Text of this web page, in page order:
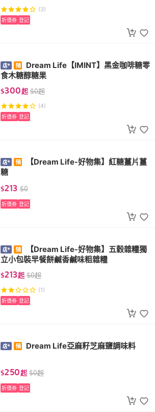
(3)
折價券 登記
Dream Life【IMINT】黑金咖啡糖零
食木糖醇糖果
$300起 $0起
(4)
折價券 登記
【Dream Life-好物集】紅糖薑片薑
糖
$213 $0
折價券 登記
【Dream Life-好物集】五穀雜糧獨
立小包裝早餐餅鹹香鹹味粗雜糧
$213起 $0起
(1)
折價券 登記
Dream Life亞麻籽芝麻鹽調味料
$250起 $0起
折價券 登記